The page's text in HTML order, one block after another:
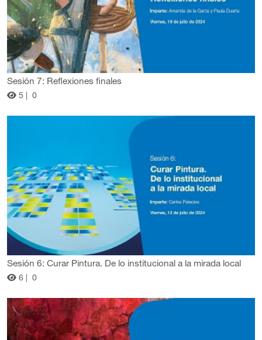
Sesión 7: Reflexiones finales
5 | 0
Sesión 6: Curar Pintura. De lo institucional a la mirada local
6 | 0